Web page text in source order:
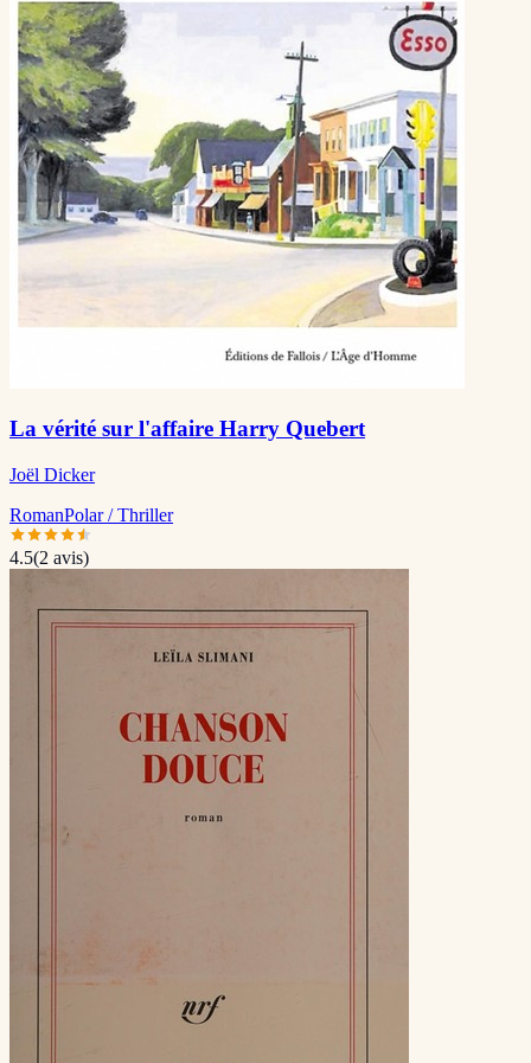
La vérité sur l'affaire Harry Quebert
Joël Dicker
RomanPolar / Thriller
4.5(2 avis)